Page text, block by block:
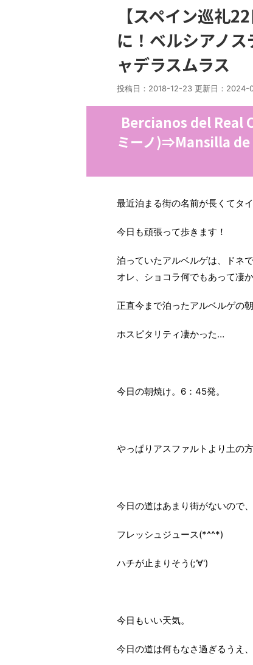
【スペイン巡礼
に！ベルシアノ
ャデラスムラス
投稿日：2018-12-23 更新日： 2024-
Bercianos del Real
ミーノ)⇒Mansilla de
最近泊まる街の名前が長くてタ
今日も頑張って歩きます！
泊っていたアルベルゲは、ドネ
オレ、ショコラ何でもあって凄か
正直今まで泊ったアルベルゲの
ホスピタリティ凄かった…
今日の朝焼け。6：45発。
やっぱりアスファルトより土の
今日の道はあまり街がないので
フレッシュジュース(*^^*)
ハチが止まりそう(;'∀')
今日もいい天気。
今日の道は何もなさ過ぎるうえ